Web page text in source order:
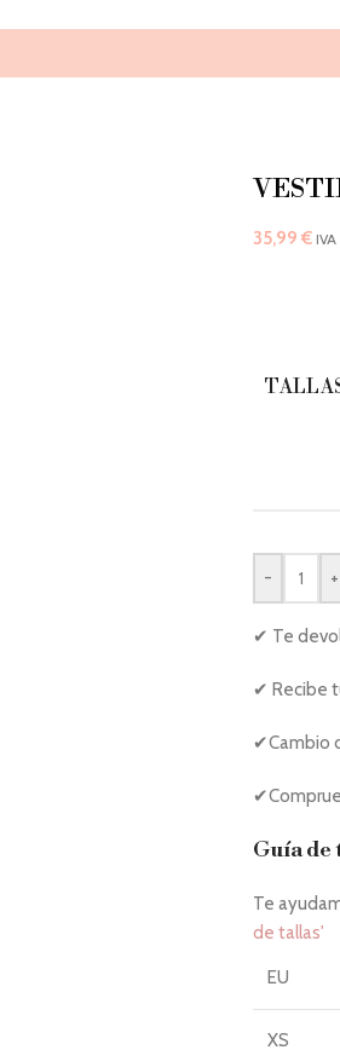
35,99 €
- +
✔ Te
✔ Recibe
✔Cambio
Guía
Te
de tallas'
EU
XS